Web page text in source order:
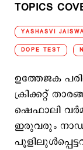
TOPICS
YASHASVI
DOPE TEST
ഉത്തേജക
ക്രിക്കറ്റ്
ഷെഫാലി
ഇരുവരും